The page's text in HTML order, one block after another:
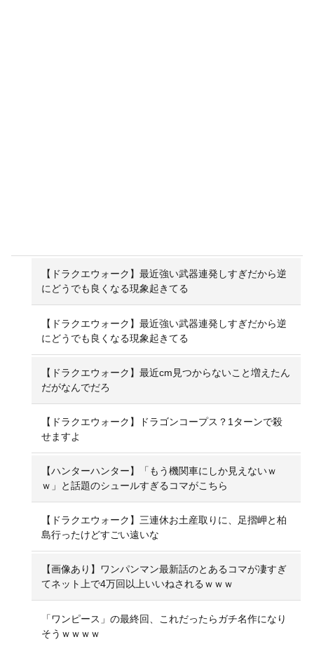
【ドラクエウォーク】最近強い武器連発しすぎだから逆
にどうでも良くなる現象起きてる
【ドラクエウォーク】最近強い武器連発しすぎだから逆
にどうでも良くなる現象起きてる
【ドラクエウォーク】最近cm見つからないこと増えたん
だがなんでだろ
【ドラクエウォーク】ドラゴンコープス？1ターンで殺
せますよ
【ハンターハンター】「もう機関車にしか見えないｗ
ｗ」と話題のシュールすぎるコマがこちら
【ドラクエウォーク】三連休お土産取りに、足摺岬と柏
島行ったけどすごい遠いな
【画像あり】ワンパンマン最新話のとあるコマが凄すぎ
てネット上で4万回以上いいねされるｗｗｗ
「ワンピース」の最終回、これだったらガチ名作になり
そうｗｗｗｗ